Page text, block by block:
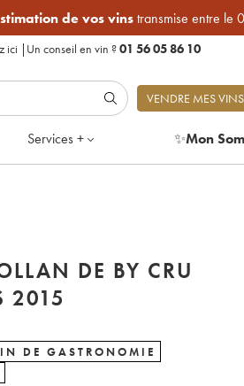
de vos vinstransmise entre le
ici | Un conseil en vin ?01 56 05 86 10
VENDRE MES VINS
Services + ✨Mon
DE BY CRU
2015
DE GASTRONOMIE